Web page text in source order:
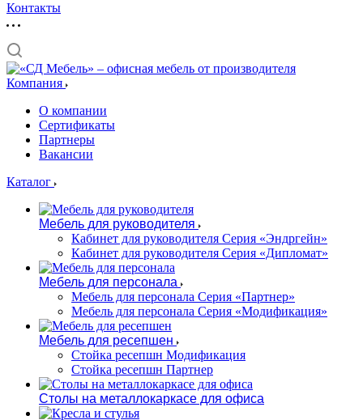
Контакты
Компания
О компании
Сертификаты
Партнеры
Вакансии
Каталог
Мебель для руководителя
Кабинет для руководителя Серия «Эндргейн»
Кабинет для руководителя Серия «Дипломат»
Мебель для персонала
Мебель для персонала Серия «Партнер»
Мебель для персонала Серия «Модификация»
Мебель для ресепшен
Стойка ресепшн Модификация
Стойка ресепшн Партнер
Столы на металлокаркасе для офиса